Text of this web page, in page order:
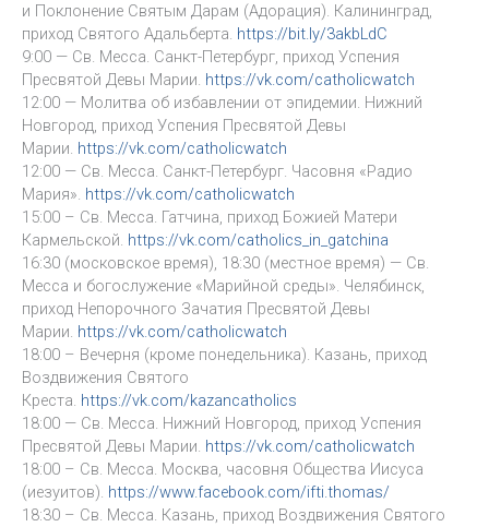
и Поклонение Святым Дарам (Адорация). Калининград,
приход Святого Адальберта. https://bit.ly/3akbLdC
9:00 — Св. Месса. Санкт-Петербург, приход Успения
Пресвятой Девы Марии. https://vk.com/catholicwatch
12:00 — Молитва об избавлении от эпидемии. Нижний
Новгород, приход Успения Пресвятой Девы
Марии. https://vk.com/catholicwatch
12:00 — Св. Месса. Санкт-Петербург. Часовня «Радио
Мария». https://vk.com/catholicwatch
15:00 – Св. Месса. Гатчина, приход Божией Матери
Кармельской. https://vk.com/catholics_in_gatchina
16:30 (московское время), 18:30 (местное время) — Св.
Месса и богослужение «Марийной среды». Челябинск,
приход Непорочного Зачатия Пресвятой Девы
Марии. https://vk.com/catholicwatch
18:00 – Вечерня (кроме понедельника). Казань, приход
Воздвижения Святого
Креста. https://vk.com/kazancatholics
18:00 — Св. Месса. Нижний Новгород, приход Успения
Пресвятой Девы Марии. https://vk.com/catholicwatch
18:00 – Св. Месса. Москва, часовня Общества Иисуса
(иезуитов). https://www.facebook.com/ifti.thomas/
18:30 – Св. Месса. Казань, приход Воздвижения Святого